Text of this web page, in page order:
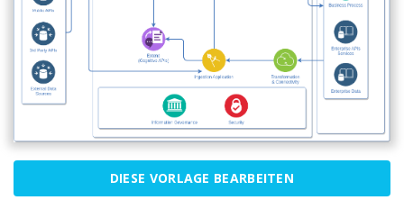
DIESE VORLAGE BEARBEITEN